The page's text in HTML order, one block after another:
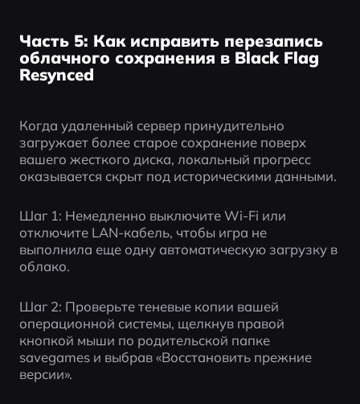
Часть 5: Как исправить перезапись
облачного сохранения в Black Flag
Resynced
Когда удаленный сервер принудительно
загружает более старое сохранение поверх
вашего жесткого диска, локальный прогресс
оказывается скрыт под историческими данными.
Шаг 1: Немедленно выключите Wi‑Fi или
отключите LAN-кабель, чтобы игра не
выполнила еще одну автоматическую загрузку в
облако.
Шаг 2: Проверьте теневые копии вашей
операционной системы, щелкнув правой
кнопкой мыши по родительской папке
savegames и выбрав «Восстановить прежние
версии».